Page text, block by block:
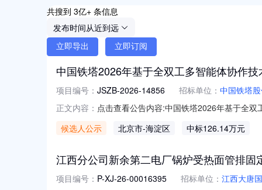
共搜到 3亿+ 条信息
发布时间从近到远
立即导出 立即订阅
中国铁塔2026年基于全双工多智能体协作
项目编号： JSZB-2026-14856 招标单位： 中国铁塔
正文内容： 点击查看公告内容:中国铁塔2026年基于全
候选人公示
北京市-海淀区 中标126.14万元
江西分公司新余第二电厂锅炉受热面管排
项目编号： P-XJ-26-00016395 招标单位： 江西大唐